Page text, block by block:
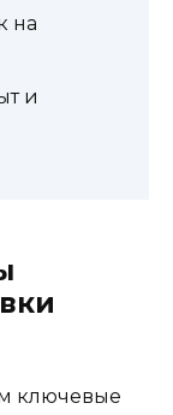
на
и
ключевые